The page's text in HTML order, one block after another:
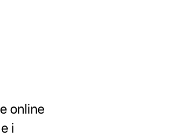
online
i